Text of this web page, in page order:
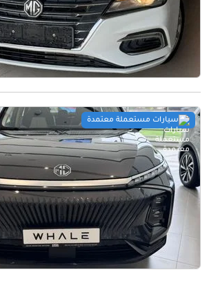
سيارات مستعملة معتمدة